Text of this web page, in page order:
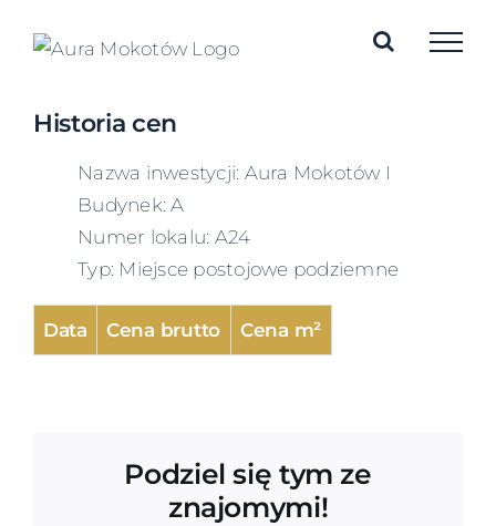
Historia cen
Nazwa inwestycji: Aura Mokotów I
Budynek: A
Numer lokalu: A24
Typ: Miejsce postojowe podziemne
Data Cena brutto Cena m²
Podziel się tym ze
znajomymi!